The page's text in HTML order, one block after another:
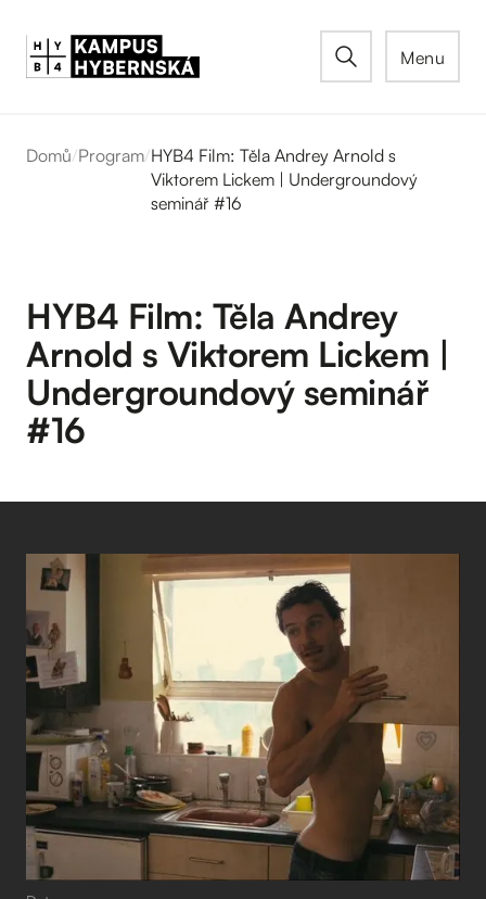
Menu
Domů/Program/HYB4 Film: Těla Andrey Arnold s
Viktorem Lickem | Undergroundový
seminář #16
HYB4 Film: Těla Andrey
Arnold s Viktorem Lickem |
Undergroundový seminář
#16